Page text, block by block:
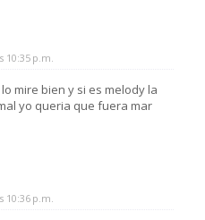
p.m.
mire bien y si es melody la
yo queria que fuera mar
p.m.